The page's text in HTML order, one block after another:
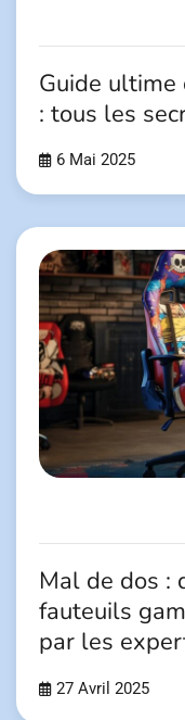
Guide
: tous les
6 Mai 2025
Mal de dos :
fauteuils
par les
27 Avril 2025